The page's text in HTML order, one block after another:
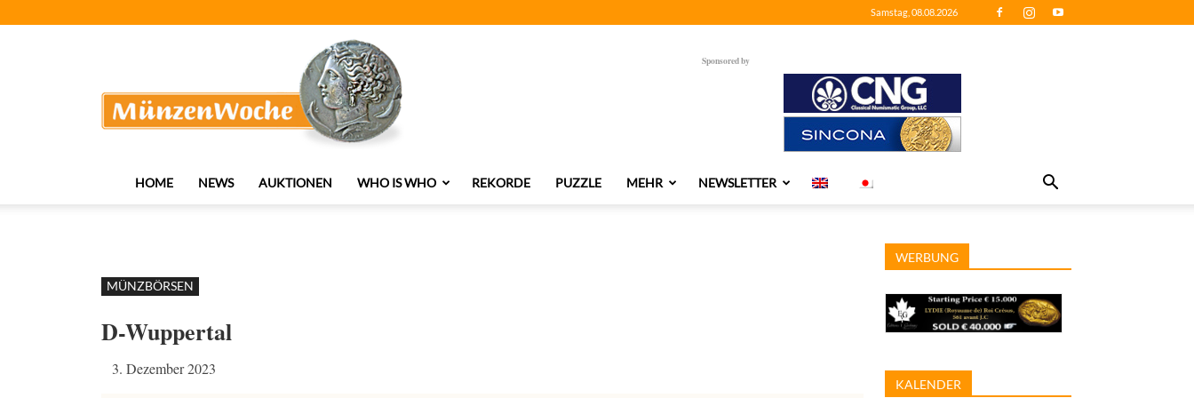
Samstag, 08.08.2026
Sponsored by
HOME NEWS AUKTIONEN WHO IS WHO REKORDE PUZZLE MEHR NEWSLETTER
MÜNZBÖRSEN
D-Wuppertal
3. Dezember 2023
WERBUNG
KALENDER